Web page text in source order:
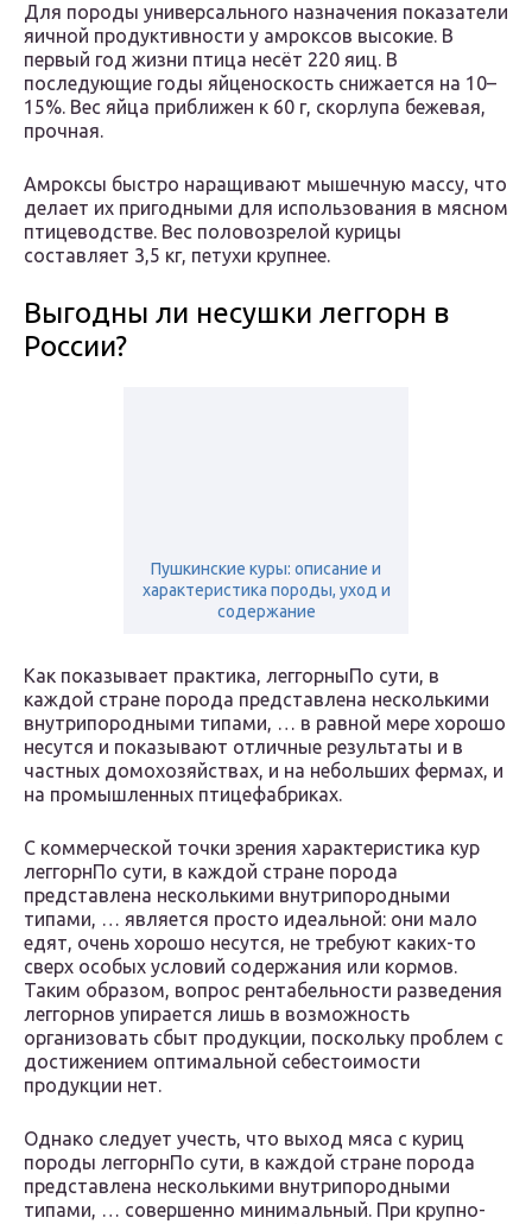
Для породы универсального назначения показатели
яичной продуктивности у амроксов высокие. В
первый год жизни птица несёт 220 яиц. В
последующие годы яйценоскость снижается на 10–
15%. Вес яйца приближен к 60 г, скорлупа бежевая,
прочная.
Амроксы быстро наращивают мышечную массу, что
делает их пригодными для использования в мясном
птицеводстве. Вес половозрелой курицы
составляет 3,5 кг, петухи крупнее.
Выгодны ли несушки леггорн в
России?
Пушкинские куры: описание и
характеристика породы, уход и
содержание
Как показывает практика, леггорныПо сути, в
каждой стране порода представлена несколькими
внутрипородными типами, … в равной мере хорошо
несутся и показывают отличные результаты и в
частных домохозяйствах, и на небольших фермах, и
на промышленных птицефабриках.
С коммерческой точки зрения характеристика кур
леггорнПо сути, в каждой стране порода
представлена несколькими внутрипородными
типами, … является просто идеальной: они мало
едят, очень хорошо несутся, не требуют каких-то
сверх особых условий содержания или кормов.
Таким образом, вопрос рентабельности разведения
леггорнов упирается лишь в возможность
организовать сбыт продукции, поскольку проблем с
достижением оптимальной себестоимости
продукции нет.
Однако следует учесть, что выход мяса с куриц
породы леггорнПо сути, в каждой стране порода
представлена несколькими внутрипородными
типами, … совершенно минимальный. При крупно-